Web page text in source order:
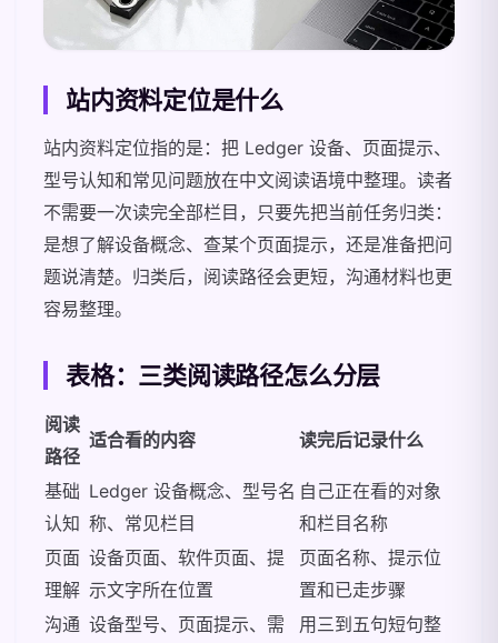
站内资料定位是什么
站内资料定位指的是：把 Ledger 设备、页面提示、
型号认知和常见问题放在中文阅读语境中整理。读者
不需要一次读完全部栏目，只要先把当前任务归类：
是想了解设备概念、查某个页面提示，还是准备把问
题说清楚。归类后，阅读路径会更短，沟通材料也更
容易整理。
表格：三类阅读路径怎么分层
阅读
路径
适合看的内容 读完后记录什么
基础
认知
Ledger 设备概念、型号名
称、常见栏目
自己正在看的对象
和栏目名称
页面
理解
设备页面、软件页面、提
示文字所在位置
页面名称、提示位
置和已走步骤
沟通 设备型号、页面提示、需
用三到五句短句整